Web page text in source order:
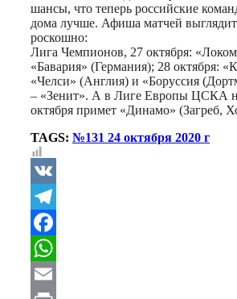
шансы, что теперь российские
дома лучше. Афиша матчей
роскошно:
Лига Чемпионов, 27 октября:
«Бавария» (Германия); 28 октября:
«Челси» (Англия) и «Боруссия
– «Зенит». А в Лиге Европы ЦСКА
октября примет «Динамо» (Загреб,
TAGS: №131 24 октября 2020 г
VK
Telegram
Facebook
WhatsApp